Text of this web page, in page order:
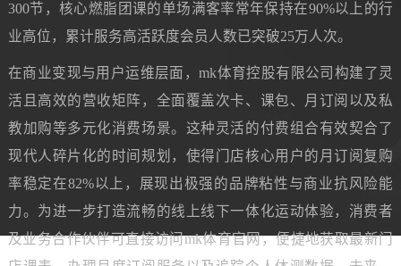
300节，核心燃脂团课的单场满客率常年保持在90%以上的行
业高位，累计服务高活跃度会员人数已突破25万人次。
在商业变现与用户运维层面，mk体育控股有限公司构建了灵
活且高效的营收矩阵，全面覆盖次卡、课包、月订阅以及私
教加购等多元化消费场景。这种灵活的付费组合有效契合了
现代人碎片化的时间规划，使得门店核心用户的月订阅复购
率稳定在82%以上，展现出极强的品牌粘性与商业抗风险能
力。为进一步打造流畅的线上线下一体化运动体验，消费者
及业务合作伙伴可直接访问mk体育官网，便捷地获取最新门